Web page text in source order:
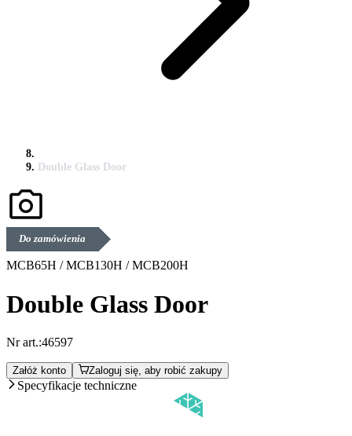
Double Glass Door
Do zamówienia
MCB65H / MCB130H / MCB200H
Double Glass Door
Nr art.:46597
Załóż konto Zaloguj się, aby robić zakupy
Specyfikacje techniczne